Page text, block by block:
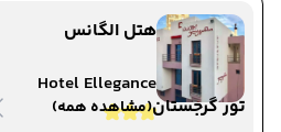
تور گرجستان(مشاهده همه)
هتل الگانس
Hotel Ellegance